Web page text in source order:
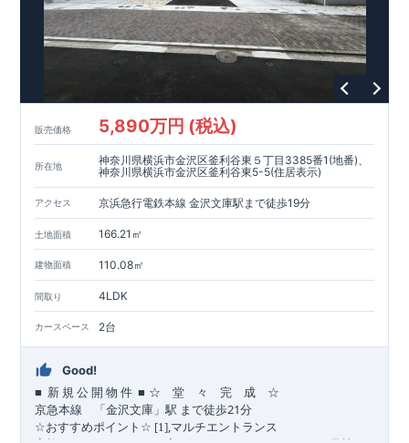
販売価格 5,890万円 (税込)
所在地
神奈川県横浜市金沢区釜利谷東５丁目3385番1(地番)、
神奈川県横浜市金沢区釜利谷東5-5(住居表示)
アクセス 京浜急行電鉄本線 金沢文庫駅まで徒歩19分
土地面積 166.21㎡
建物面積 110.08㎡
間取り 4LDK
カースペース 2台
Good!
■ 新 規 公 開 物 件 ■ ☆ 堂 々 完 成 ☆
京急本線 「金沢文庫」駅 まで徒歩21分
☆おすすめポイント ☆ [1],マルチエントランス